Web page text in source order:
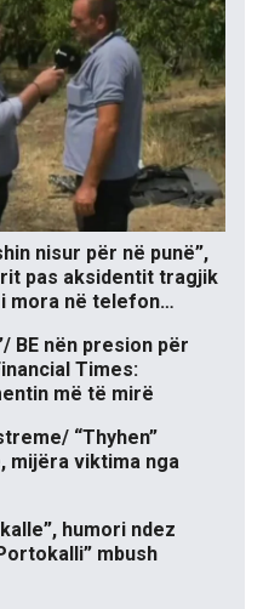
nisur për në punë”,
pas aksidentit tragjik
i mora në telefon…
BE nën presion për
Times:
më të mirë
“Thyhen”
mijëra viktima nga
humori ndez
mbush